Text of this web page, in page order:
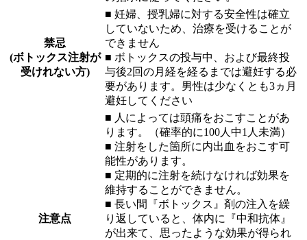
禁忌
(ボトックス注射が
受けれない方)
■ 妊婦、授乳婦に対する安全性は確立
していないため、治療を受けることが
できません
■ ボトックスの投与中、および最終投
与後2回の月経を経るまでは避妊する必
要があります。男性は少なくとも3ヵ月
避妊してください
注意点
■ 人によっては頭痛をおこすことがあ
ります。（確率的に100人中1人未満）
■ 注射をした箇所に内出血をおこす可
能性があります。
■ 定期的に注射を続けなければ効果を
維持することができません。
■ 長い間『ボトックス』剤の注入を繰
り返していると、体内に『中和抗体』
が出来て、思ったような効果が得られ